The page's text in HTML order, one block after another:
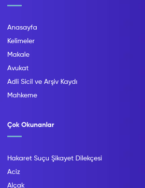
Anasayfa
Kelimeler
Makale
Avukat
Adli Sicil ve Arşiv Kaydı
Mahkeme
Çok Okunanlar
Hakaret Suçu Şikayet Dilekçesi
Aciz
Alçak